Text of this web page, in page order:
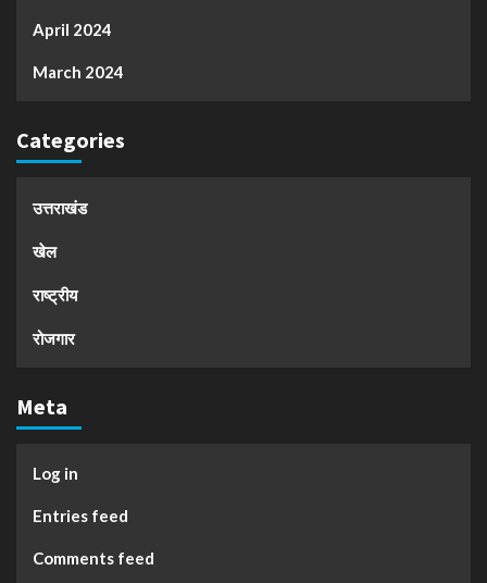
April 2024
March 2024
Categories
उत्तराखंड
खेल
राष्ट्रीय
रोजगार
Meta
Log in
Entries feed
Comments feed